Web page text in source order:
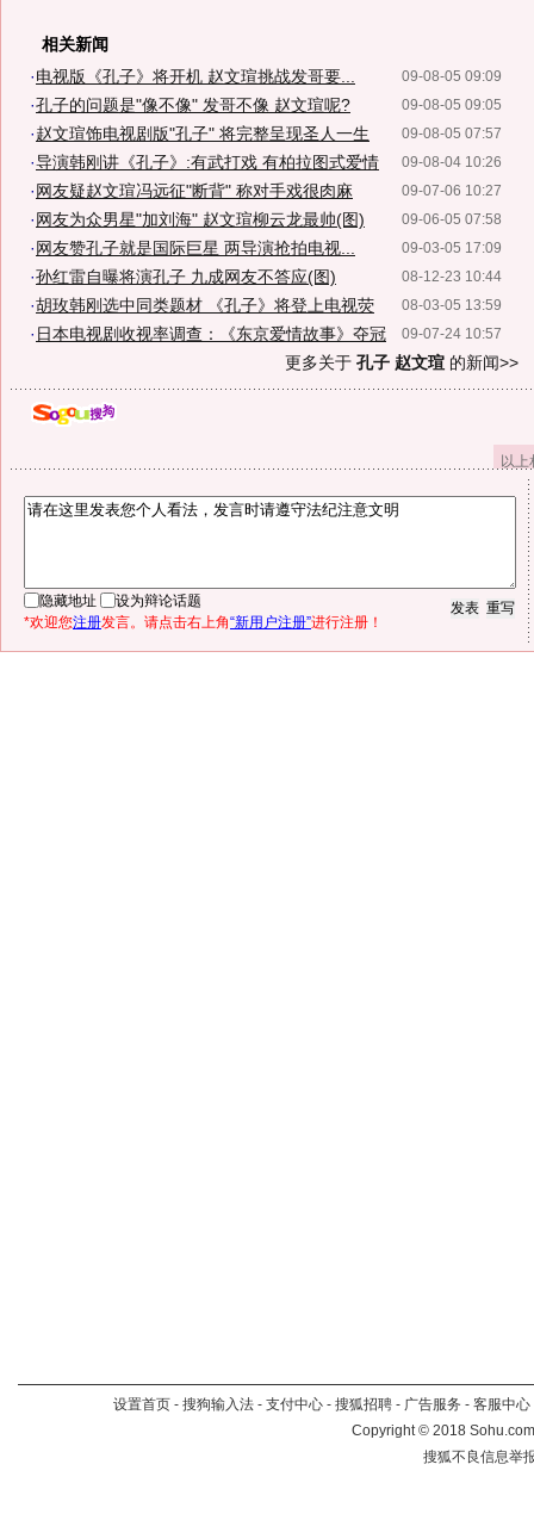
相关新闻
09-08-05 09:09
·电视版《孔子》将开机 赵文瑄挑战发哥要...
09-08-05 09:05
·孔子的问题是"像不像" 发哥不像 赵文瑄呢?
09-08-05 07:57
·赵文瑄饰电视剧版"孔子" 将完整呈现圣人一生
09-08-04 10:26
·导演韩刚讲《孔子》:有武打戏 有柏拉图式爱情
09-07-06 10:27
·网友疑赵文瑄冯远征"断背" 称对手戏很肉麻
09-06-05 07:58
·网友为众男星"加刘海" 赵文瑄柳云龙最帅(图)
09-03-05 17:09
·网友赞孔子就是国际巨星 两导演抢拍电视...
08-12-23 10:44
·孙红雷自曝将演孔子 九成网友不答应(图)
08-03-05 13:59
·胡玫韩刚选中同类题材 《孔子》将登上电视荧
09-07-24 10:57
· 日本电视剧收视率调查：《东京爱情故事》夺冠
更多关于 孔子 赵文瑄 的新闻>>
以
隐藏地址
设为辩论话题
*欢迎您注册发言。请点击右上角“新用户注册”进行注册！
设置首页 - 搜狗输入法 - 支付中心 - 搜狐招聘 - 广告服务 - 客服中心
Copyright©2018
搜狐不良信息举